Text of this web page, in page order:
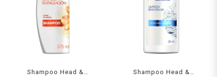
Shampoo Head &
Shampoo Head &